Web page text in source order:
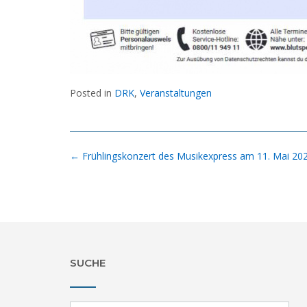
Posted in DRK, Veranstaltungen
Post
← Frühlingskonzert des Musikexpress am 11. Mai
SUCHE